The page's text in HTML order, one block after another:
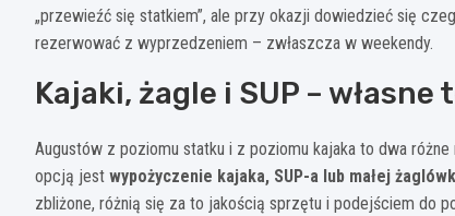
„przewieźć się statkiem”, ale przy okazji dowiedzieć się
rezerwować z wyprzedzeniem – zwłaszcza w weekendy.
Kajaki, żagle i SUP –
Augustów z poziomu statku i z poziomu kajaka to dwa
opcją jest wypożyczenie kajaka, SUP-a lub małej
zbliżone, różnią się za to jakością sprzętu i podejściem do